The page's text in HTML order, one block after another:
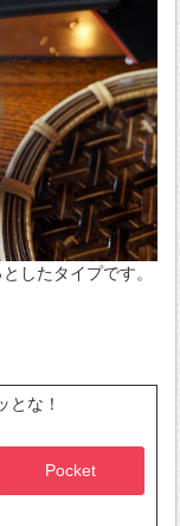
したタイプです。
とな！
Pocket